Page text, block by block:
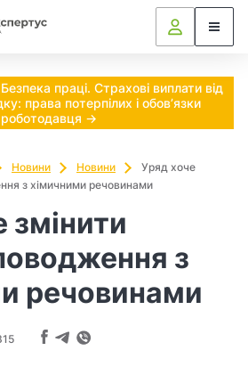
праці. Страхові виплати від
права потерпілих і обов’язки
роботодавця →
Новини Новини
Уряд хоче
з хімичними речовинами
змінити
з
речовинами